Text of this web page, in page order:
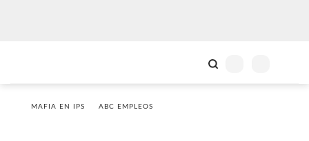
MAFIA EN IPS ABC EMPLEOS